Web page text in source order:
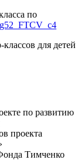
по
для детей
по развитию
проекта
Тимченко